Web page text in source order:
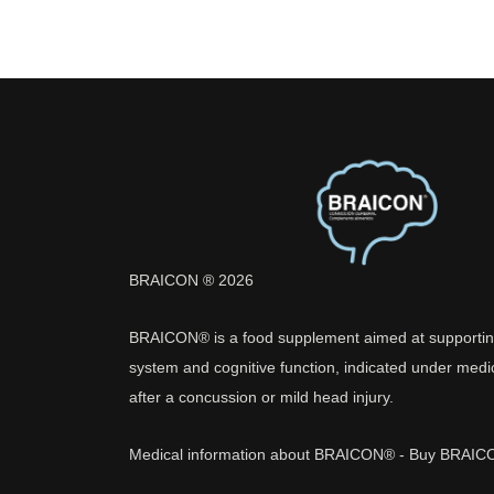
BRAICON ® 2026
BRAICON® is a food supplement aimed at
system and cognitive function, indicated under
after a concussion or mild head injury.
Medical information about BRAICON® - Buy